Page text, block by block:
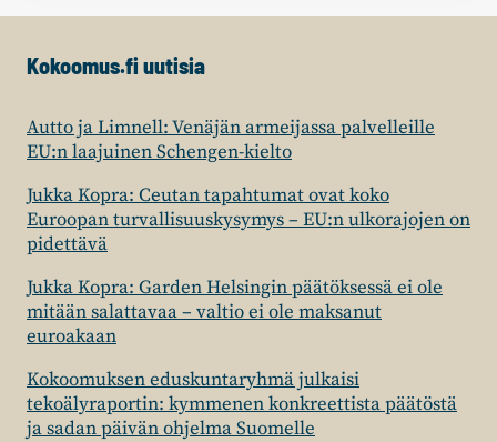
Kokoomus.fi uutisia
Autto ja Limnell: Venäjän armeijassa palvelleille
EU:n laajuinen Schengen-kielto
Jukka Kopra: Ceutan tapahtumat ovat koko
Euroopan turvallisuuskysymys – EU:n ulkorajojen on
pidettävä
Jukka Kopra: Garden Helsingin päätöksessä ei ole
mitään salattavaa – valtio ei ole maksanut
euroakaan
Kokoomuksen eduskuntaryhmä julkaisi
tekoälyraportin: kymmenen konkreettista päätöstä
ja sadan päivän ohjelma Suomelle